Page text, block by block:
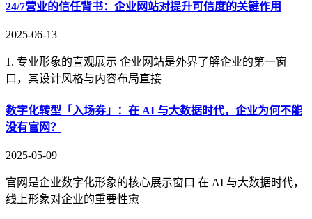
24/7营业的信任背书：企业网站对提升可信度的关键作用
2025-06-13
1. 专业形象的直观展示 企业网站是外界了解企业的第一窗
口，其设计风格与内容布局直接
数字化转型「入场券」：在 AI 与大数据时代，企业为何不能
没有官网？
2025-05-09
官网是企业数字化形象的核心展示窗口 在 AI 与大数据时代，
线上形象对企业的重要性愈